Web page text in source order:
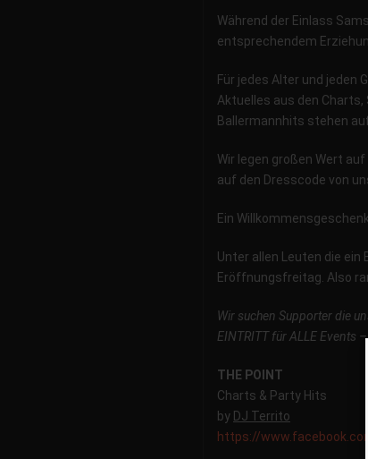
Während der Einlass
entsprechendem
Für jedes Alter und jeden
Aktuelles aus den Charts,
Ballermannhits stehen
Wir legen großen Wert
auf den Dresscode von
Ein
Unter allen Leuten die
Eröffnungsfreitag. Also
Wir suchen Supporter die
EINTRITT für ALLE Events
THE POINT
Charts & Party Hits
by DJ Territo
https://